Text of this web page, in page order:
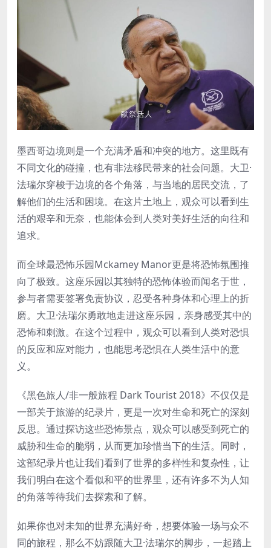
墨西哥边境则是一个充满矛盾和冲突的地方。这里既有
不同文化的碰撞，也有非法移民带来的社会问题。大卫·
法瑞尔穿梭于边境的各个角落，与当地的居民交流，了
解他们的生活和困境。在这片土地上，观众可以看到生
活的艰辛和无奈，也能体会到人类对美好生活的向往和
追求。
而全球最恐怖乐园Mckamey Manor更是将恐怖氛围推
向了极致。这座乐园以其独特的恐怖体验而闻名于世，
参与者需要签署免责协议，忍受各种身体和心理上的折
磨。大卫·法瑞尔勇敢地走进这座乐园，亲身感受其中的
恐怖和刺激。在这个过程中，观众可以看到人类对恐惧
的反应和应对能力，也能思考恐惧在人类生活中的意
义。
《黑色旅人/非一般旅程 Dark Tourist 2018》不仅仅是
一部关于旅游的纪录片，更是一次对生命和死亡的深刻
反思。通过探访这些恐怖景点，观众可以感受到死亡的
威胁和生命的脆弱，从而更加珍惜当下的生活。同时，
这部纪录片也让我们看到了世界的多样性和复杂性，让
我们明白在这个看似和平的世界里，还有许多不为人知
的角落等待我们去探索和了解。
如果你也对未知的世界充满好奇，想要体验一场与众不
同的旅程，那么不妨跟随大卫·法瑞尔的脚步，一起踏上